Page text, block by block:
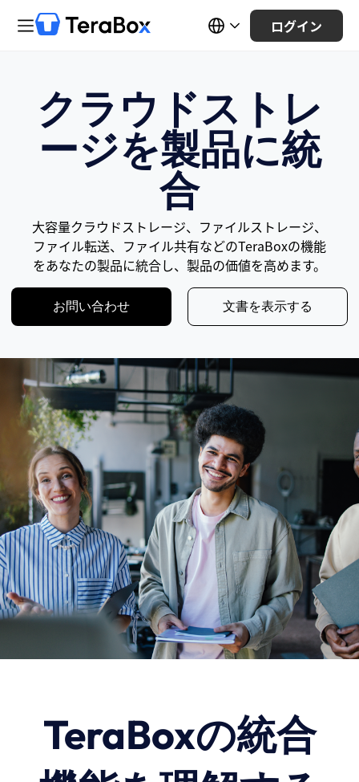
ログイン
クラウドストレ
ージを製品に統
合
大容量クラウドストレージ、ファイルストレージ、
ファイル転送、ファイル共有などのTeraBoxの機能
をあなたの製品に統合し、製品の価値を高めます。
お問い合わせ 文書を表示する
TeraBoxの統合